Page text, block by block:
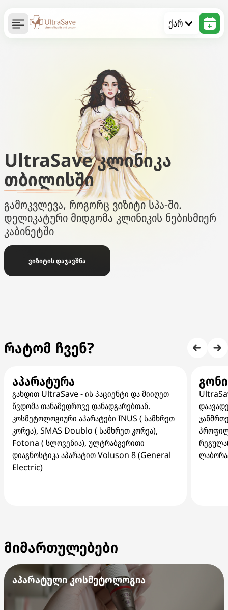
ქარ
UltraSave კლინიკა
თბილისში
გამოკვლევა, როგორც ვიზიტი სპა-ში.
დელიკატური მიდგომა კლინიკის ნებისმიერ
კაბინეტში
ვიზიტის დაჯავშნა
რატომ ჩვენ?
აპარატურა
გახდით UltraSave - ის პაციენტი და მიიღეთ
წვდომა თანამედროვე დანადგარებთან.
კოსმეტოლოგიური აპარატები INUS ( სამხრეთ
კორეა), SMAS Doublo ( სამხრეთ კორეა),
Fotona ( სლოვენია), ულტრაბგერითი
დიაგნოსტიკა აპარატით Voluson 8 (General
Electric)
მიმართულებები
აპარატული კოსმეტოლოგია